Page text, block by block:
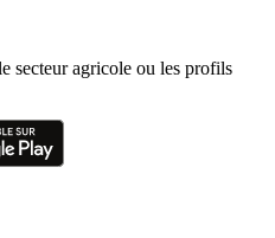
secteur agricole ou les profils